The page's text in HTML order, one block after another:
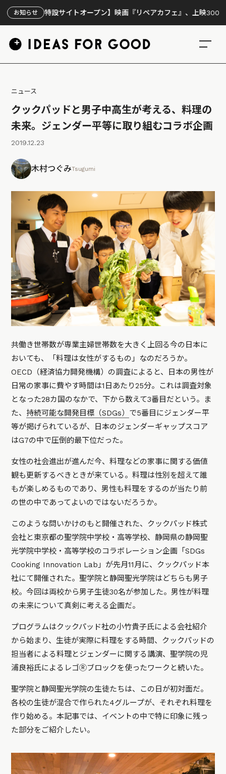
お知らせ
設サイトオープン】映画『リペアカフェ』、上映300回の先で見え
ニュース
クックパッドと男子中高生が考える、料理の
未来。ジェンダー平等に取り組むコラボ企画
2019.12.23
木村つぐみTsugumi
共働き世帯数が専業主婦世帯数を大きく上回る今の日本に
おいても、「料理は女性がするもの」なのだろうか。
OECD（経済協力開発機構）の調査によると、日本の男性が
日常の家事に費やす時間は1日あたり25分。これは調査対象
となった28カ国のなかで、下から数えて3番目だという。ま
た、 持続可能な開発目標（SDGs） で5番目にジェンダー平
等が掲げられているが、日本のジェンダーギャップスコア
はG7の中で圧倒的最下位だった。
女性の社会進出が進んだ今、料理などの家事に関する価値
観も更新するべきときが来ている。料理は性別を超えて誰
もが楽しめるものであり、男性も料理をするのが当たり前
の世の中であってよいのではないだろうか。
このような問いかけのもと開催された、クックパッド株式
会社と東京都の聖学院中学校・高等学校、静岡県の静岡聖
光学院中学校・高等学校のコラボレーション企画「SDGs
Cooking Innovation Lab」が先月11月に、クックパッド本
社にて開催された。聖学院と静岡聖光学院はどちらも男子
校。今回は両校から男子生徒30名が参加した。男性が料理
の未来について真剣に考える企画だ。
プログラムはクックパッド社の小竹貴子氏による会社紹介
から始まり、生徒が実際に料理をする時間、クックパッドの
担当者による料理とジェンダーに関する講演、聖学院の児
浦良裕氏によるレゴⓇブロックを使ったワークと続いた。
聖学院と静岡聖光学院の生徒たちは、この日が初対面だ。
各校の生徒が混合で作られた4グループが、それぞれ料理を
作り始める。本記事では、イベントの中で特に印象に残っ
た部分をご紹介したい。